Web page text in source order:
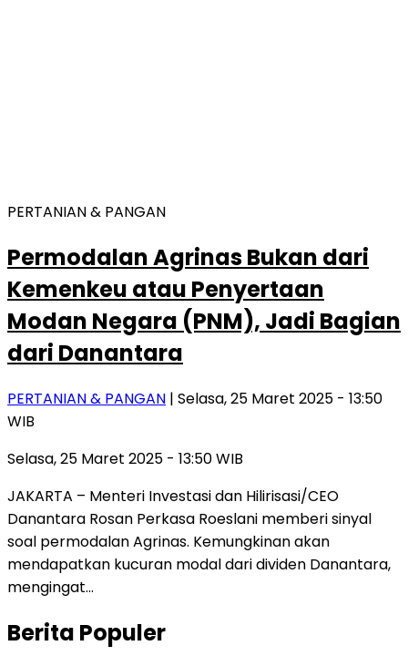
PERTANIAN & PANGAN
Permodalan Agrinas Bukan dari
Kemenkeu atau Penyertaan
Modan Negara (PNM), Jadi Bagian
dari Danantara
PERTANIAN & PANGAN | Selasa, 25 Maret 2025 - 13:50
WIB
Selasa, 25 Maret 2025 - 13:50 WIB
JAKARTA – Menteri Investasi dan Hilirisasi/CEO
Danantara Rosan Perkasa Roeslani memberi sinyal
soal permodalan Agrinas. Kemungkinan akan
mendapatkan kucuran modal dari dividen Danantara,
mengingat…
Berita Populer